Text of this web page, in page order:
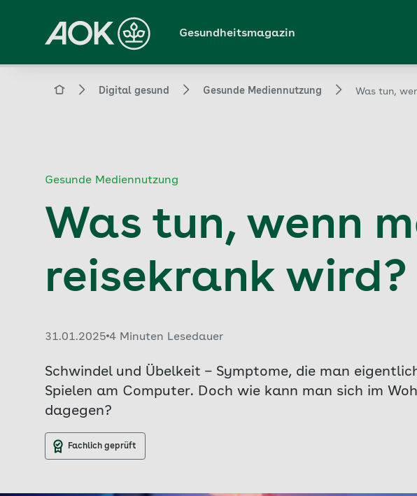
Hauptinhalt
springen
Gesundheitsmagazin
Magazin Digital gesund Gesunde Mediennutzung Was tun,
Gesunde Mediennutzung
Was tun, wenn
reisekrank wird?
Veröffentlicht am:
31.01.2025 4 Minuten Lesedauer
Schwindel und Übelkeit – Symptome, die man
Spielen am Computer. Doch wie kann man sich im
dagegen?
Fachlich geprüft